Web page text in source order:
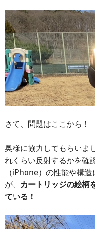
さて、問題はここから！
奥様に協力してもらいま
れくらい反射するかを確
（iPhone）の性能や構
が、 カートリッジの絵柄
ている！